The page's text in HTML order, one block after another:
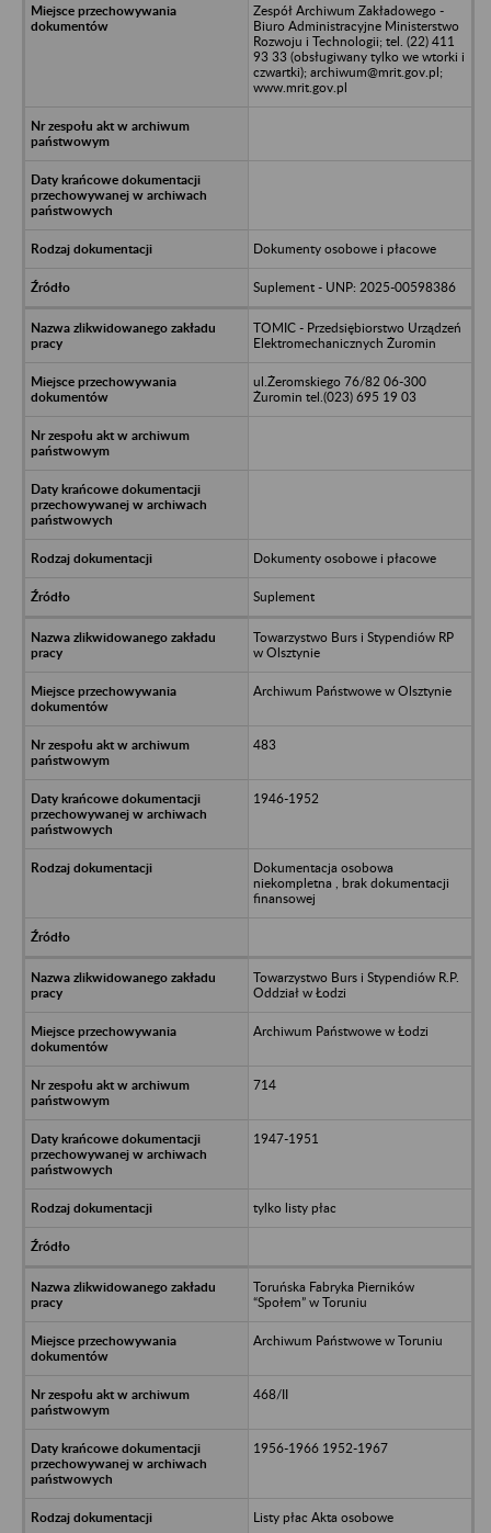
Zespół Archiwum Zakładowego -
Biuro Administracyjne Ministerstwo
Rozwoju i Technologii; tel. (22) 411
93 33 (obsługiwany tylko we wtorki i
czwartki); archiwum@mrit.gov.pl;
www.mrit.gov.pl
Dokumenty osobowe i płacowe
Suplement - UNP: 2025-00598386
TOMIC - Przedsiębiorstwo Urządzeń
Elektromechanicznych Żuromin
ul.Żeromskiego 76/82 06-300
Żuromin tel.(023) 695 19 03
Dokumenty osobowe i płacowe
Suplement
Towarzystwo Burs i Stypendiów RP
w Olsztynie
Archiwum Państwowe w Olsztynie
483
1946-1952
Dokumentacja osobowa
niekompletna , brak dokumentacji
finansowej
Towarzystwo Burs i Stypendiów R.P.
Oddział w Łodzi
Archiwum Państwowe w Łodzi
714
1947-1951
tylko listy płac
Toruńska Fabryka Pierników
“Społem” w Toruniu
Archiwum Państwowe w Toruniu
468/II
1956-1966 1952-1967
Listy płac Akta osobowe